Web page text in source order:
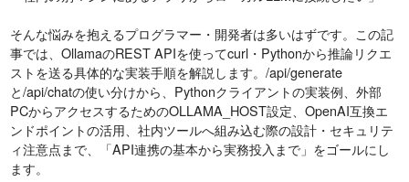
そんな悩みを抱えるプログラマー・開発者は多いはずです。この記
事では、OllamaのREST APIを使ってcurl・Pythonから推論リクエ
ストを送る具体的な実装手順を解説します。/api/generate
と/api/chatの使い分けから、Pythonクライアントの実装例、外部
PCからアクセスするためのOLLAMA_HOST設定、OpenAI互換エ
ンドポイントの活用、社内ツールへ組み込む際の設計・セキュリテ
ィ注意点まで、「API連携の基本から実務投入まで」をゴールにし
ます。